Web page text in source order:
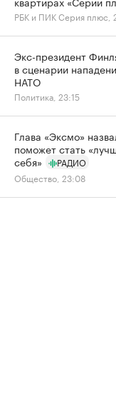
РБК и ПИК Серия плюс,
Экс-президент
в сценарии
НАТО
Политика, 23:15
Глава «Эксмо»
поможет стать
себя»
РАДИО
Общество, 23:08